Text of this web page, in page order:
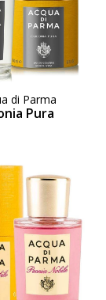
di Parma
Pura